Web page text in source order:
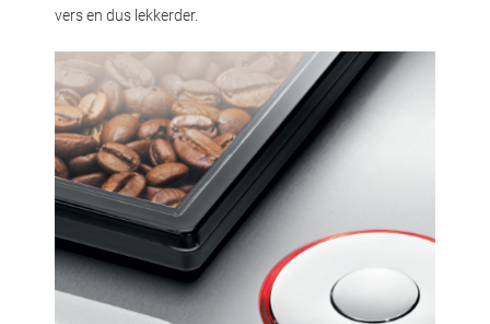
vers en dus lekkerder.